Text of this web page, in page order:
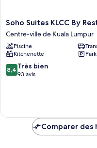
Soho
Suites
KLCC
By
Rest
Kuala
Lumpur
Lumpur
Soho Suites KLCC By
Centre-ville de Kuala Lumpur
Piscine
Kitchenette
8.4
sur
8,4 Très bien
93 avis
Comparer des